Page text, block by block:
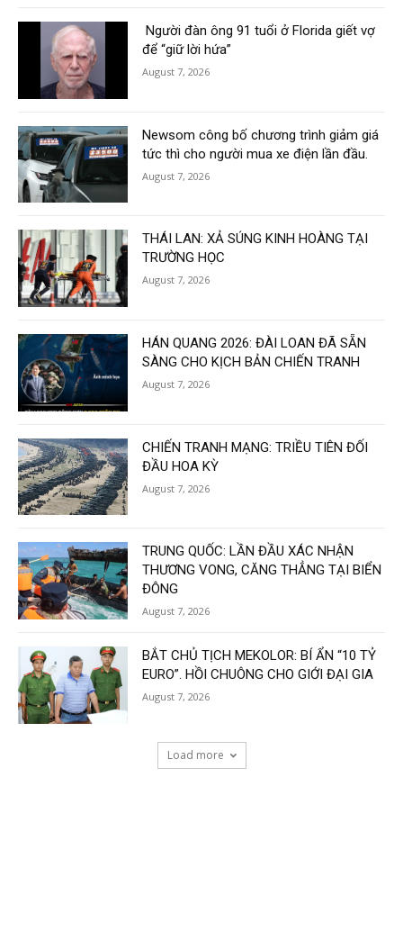
Người đàn ông 91 tuổi ở Florida giết vợ
để “giữ lời hứa”
August 7, 2026
Newsom công bố chương trình giảm giá
tức thì cho người mua xe điện lần đầu.
August 7, 2026
THÁI LAN: XẢ SÚNG KINH HOÀNG TẠI
TRƯỜNG HỌC
August 7, 2026
HÁN QUANG 2026: ĐÀI LOAN ĐÃ SẴN
SÀNG CHO KỊCH BẢN CHIẾN TRANH
August 7, 2026
CHIẾN TRANH MẠNG: TRIỀU TIÊN ĐỐI
ĐẦU HOA KỲ
August 7, 2026
TRUNG QUỐC: LẦN ĐẦU XÁC NHẬN
THƯƠNG VONG, CĂNG THẲNG TẠI BIỂN
ĐÔNG
August 7, 2026
BẮT CHỦ TỊCH MEKOLOR: BÍ ẨN “10 TỶ
EURO”. HỒI CHUÔNG CHO GIỚI ĐẠI GIA
August 7, 2026
Load more